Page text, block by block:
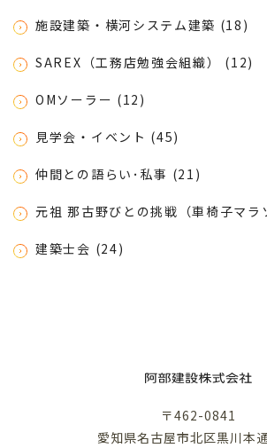
施設建築・横河システム建築 (18)
SAREX（工務店勉強会組織） (12)
OMソーラー (12)
見学会・イベント (45)
仲間との語らい･私事 (21)
元祖 那古野びとの挑戦（車椅子マ
建築士会 (24)
〒462-0841
愛知県名古屋市北区黒川本